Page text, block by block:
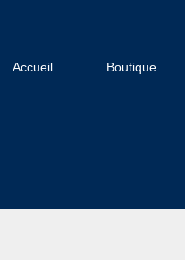
Accueil Boutique